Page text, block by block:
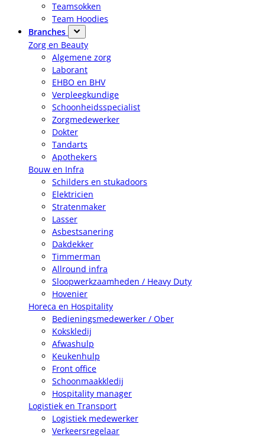
Teamsokken
Team Hoodies
Branches
Zorg en Beauty
Algemene zorg
Laborant
EHBO en BHV
Verpleegkundige
Schoonheidsspecialist
Zorgmedewerker
Dokter
Tandarts
Apothekers
Bouw en Infra
Schilders en stukadoors
Elektricien
Stratenmaker
Lasser
Asbestsanering
Dakdekker
Timmerman
Allround infra
Sloopwerkzaamheden / Heavy Duty
Hovenier
Horeca en Hospitality
Bedieningsmedewerker / Ober
Kokskledij
Afwashulp
Keukenhulp
Front office
Schoonmaakkledij
Hospitality manager
Logistiek en Transport
Logistiek medewerker
Verkeersregelaar